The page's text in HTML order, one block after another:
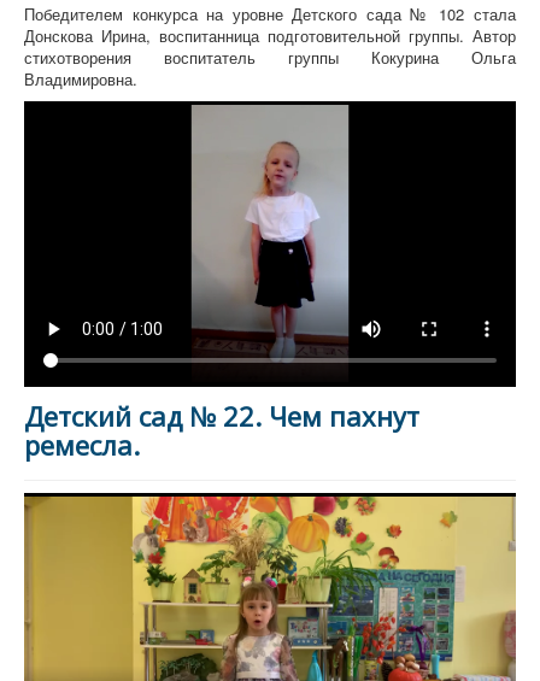
Победителем конкурса на уровне Детского сада № 102 стала
Донскова Ирина, воспитанница подготовительной группы. Автор
стихотворения воспитатель группы Кокурина Ольга
Владимировна.
Детский сад № 22. Чем пахнут
ремесла.